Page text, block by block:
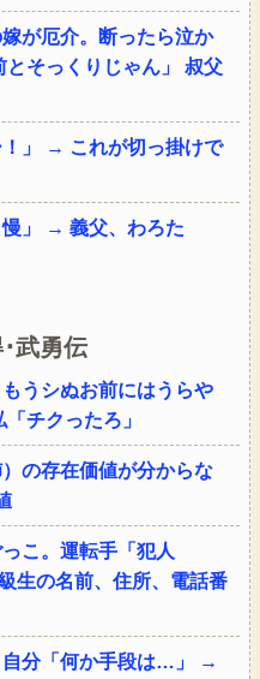
が厄介。断ったら泣か
そっくりじゃん」 叔父
」 → これが切っ掛けで
」 → 義父、わろた
武勇伝
うシぬお前にはうらや
チクったろ」
の存在価値が分からな
こ。運転手「犯人
生の名前、住所、電話番
自分「何か手段は…」 →